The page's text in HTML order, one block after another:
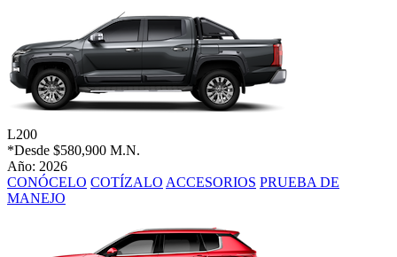
L200
*Desde $580,900 M.N.
Año: 2026
CONÓCELO COTÍZALO ACCESORIOS PRUEBA DE
MANEJO